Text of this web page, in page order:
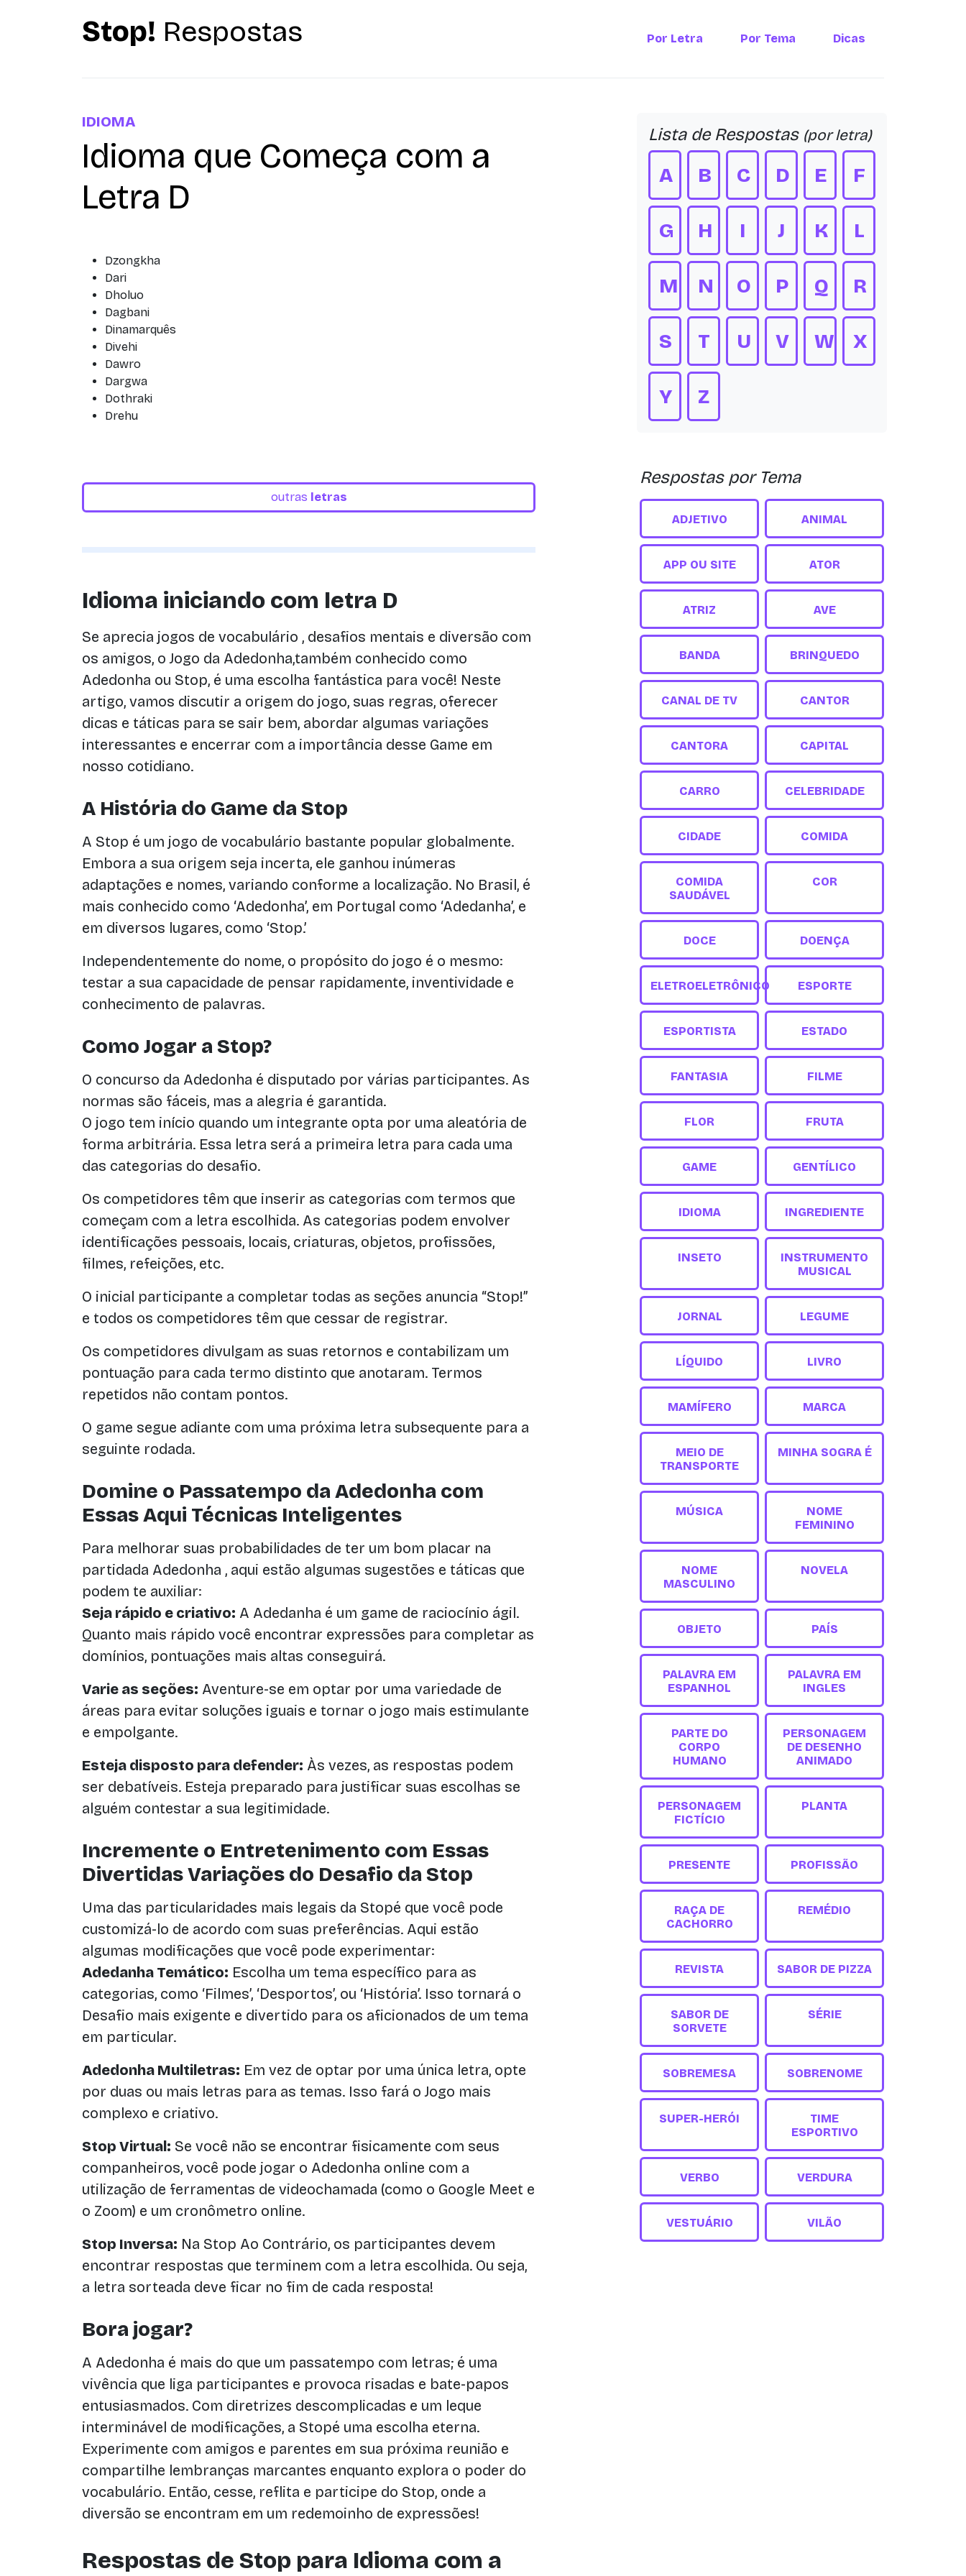
Stop! Respostas Por Letra Por Tema Dicas
IDIOMA
Idioma que Começa com a
Letra D
Dzongkha
Dari
Dholuo
Dagbani
Dinamarquês
Divehi
Dawro
Dargwa
Dothraki
Drehu
outras letras
Idioma iniciando com letra D
Se aprecia jogos de vocabulário , desafios mentais e diversão com
os amigos, o Jogo da Adedonha,também conhecido como
Adedonha ou Stop, é uma escolha fantástica para você! Neste
artigo, vamos discutir a origem do jogo, suas regras, oferecer
dicas e táticas para se sair bem, abordar algumas variações
interessantes e encerrar com a importância desse Game em
nosso cotidiano.
A História do Game da Stop
A Stop é um jogo de vocabulário bastante popular globalmente.
Embora a sua origem seja incerta, ele ganhou inúmeras
adaptações e nomes, variando conforme a localização. No Brasil, é
mais conhecido como ‘Adedonha’, em Portugal como ‘Adedanha’, e
em diversos lugares, como ‘Stop.’
Independentemente do nome, o propósito do jogo é o mesmo:
testar a sua capacidade de pensar rapidamente, inventividade e
conhecimento de palavras.
Como Jogar a Stop?
O concurso da Adedonha é disputado por várias participantes. As
normas são fáceis, mas a alegria é garantida.
O jogo tem início quando um integrante opta por uma aleatória de
forma arbitrária. Essa letra será a primeira letra para cada uma
das categorias do desafio.
Os competidores têm que inserir as categorias com termos que
começam com a letra escolhida. As categorias podem envolver
identificações pessoais, locais, criaturas, objetos, profissões,
filmes, refeições, etc.
O inicial participante a completar todas as seções anuncia “Stop!”
e todos os competidores têm que cessar de registrar.
Os competidores divulgam as suas retornos e contabilizam um
pontuação para cada termo distinto que anotaram. Termos
repetidos não contam pontos.
O game segue adiante com uma próxima letra subsequente para a
seguinte rodada.
Domine o Passatempo da Adedonha com
Essas Aqui Técnicas Inteligentes
Para melhorar suas probabilidades de ter um bom placar na
partidada Adedonha , aqui estão algumas sugestões e táticas que
podem te auxiliar:
Seja rápido e criativo: A Adedanha é um game de raciocínio ágil.
Quanto mais rápido você encontrar expressões para completar as
domínios, pontuações mais altas conseguirá.
Varie as seções: Aventure-se em optar por uma variedade de
áreas para evitar soluções iguais e tornar o jogo mais estimulante
e empolgante.
Esteja disposto para defender: Às vezes, as respostas podem
ser debatíveis. Esteja preparado para justificar suas escolhas se
alguém contestar a sua legitimidade.
Incremente o Entretenimento com Essas
Divertidas Variações do Desafio da Stop
Uma das particularidades mais legais da Stopé que você pode
customizá-lo de acordo com suas preferências. Aqui estão
algumas modificações que você pode experimentar:
Adedanha Temático: Escolha um tema específico para as
categorias, como ‘Filmes’, ‘Desportos’, ou ‘História’. Isso tornará o
Desafio mais exigente e divertido para os aficionados de um tema
em particular.
Adedonha Multiletras: Em vez de optar por uma única letra, opte
por duas ou mais letras para as temas. Isso fará o Jogo mais
complexo e criativo.
Stop Virtual: Se você não se encontrar fisicamente com seus
companheiros, você pode jogar o Adedonha online com a
utilização de ferramentas de videochamada (como o Google Meet e
o Zoom) e um cronômetro online.
Stop Inversa: Na Stop Ao Contrário, os participantes devem
encontrar respostas que terminem com a letra escolhida. Ou seja,
a letra sorteada deve ficar no fim de cada resposta!
Bora jogar?
A Adedonha é mais do que um passatempo com letras; é uma
vivência que liga participantes e provoca risadas e bate-papos
entusiasmados. Com diretrizes descomplicadas e um leque
interminável de modificações, a Stopé uma escolha eterna.
Experimente com amigos e parentes em sua próxima reunião e
compartilhe lembranças marcantes enquanto explora o poder do
vocabulário. Então, cesse, reflita e participe do Stop, onde a
diversão se encontram em um redemoinho de expressões!
Respostas de Stop para Idioma com a
Lista de Respostas (por letra)
A B C D E F
G H I J K L
M N O P Q R
S T U V W X
Y Z
Respostas por Tema
ADJETIVO ANIMAL
APP OU SITE ATOR
ATRIZ AVE
BANDA BRINQUEDO
CANAL DE TV CANTOR
CANTORA CAPITAL
CARRO CELEBRIDADE
CIDADE COMIDA
COMIDA
SAUDÁVEL
COR
DOCE DOENÇA
ELETROELETRÔNICO ESPORTE
ESPORTISTA ESTADO
FANTASIA FILME
FLOR FRUTA
GAME GENTÍLICO
IDIOMA INGREDIENTE
INSETO
INSTRUMENTO
MUSICAL
JORNAL LEGUME
LÍQUIDO LIVRO
MAMÍFERO MARCA
MEIO DE
TRANSPORTE
MINHA SOGRA É
MÚSICA
NOME
FEMININO
NOME
MASCULINO
NOVELA
OBJETO PAÍS
PALAVRA EM
ESPANHOL
PALAVRA EM
INGLES
PARTE DO
CORPO
HUMANO
PERSONAGEM
DE DESENHO
ANIMADO
PERSONAGEM
FICTÍCIO
PLANTA
PRESENTE PROFISSÃO
RAÇA DE
CACHORRO
REMÉDIO
REVISTA SABOR DE PIZZA
SABOR DE
SORVETE
SÉRIE
SOBREMESA SOBRENOME
SUPER-HERÓI
TIME
ESPORTIVO
VERBO VERDURA
VESTUÁRIO VILÃO